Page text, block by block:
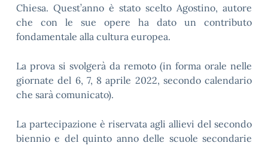
Chiesa. Quest’anno è stato scelto Agostino, autore
che con le sue opere ha dato un contributo
fondamentale alla cultura europea.
La prova si svolgerà da remoto (in forma orale nelle
giornate del 6, 7, 8 aprile 2022, secondo calendario
che sarà comunicato).
La partecipazione è riservata agli allievi del secondo
biennio e del quinto anno delle scuole secondarie